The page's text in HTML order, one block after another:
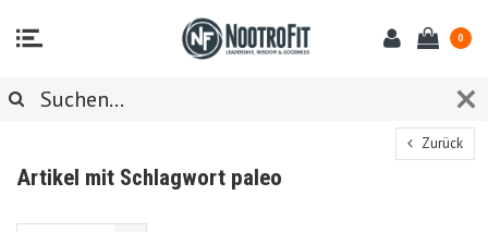
0
Zurück
Artikel mit Schlagwort paleo